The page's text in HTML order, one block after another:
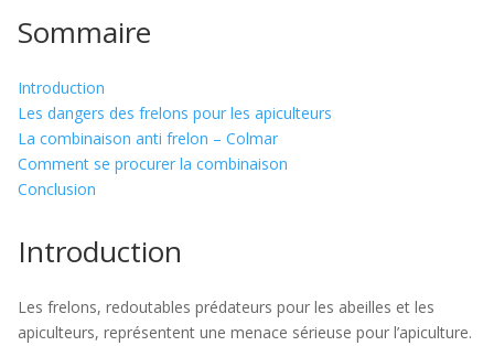
Sommaire
Introduction
Les dangers des frelons pour les apiculteurs
La combinaison anti frelon – Colmar
Comment se procurer la combinaison
Conclusion
Introduction
Les frelons, redoutables prédateurs pour les abeilles et les
apiculteurs, représentent une menace sérieuse pour l’apiculture.